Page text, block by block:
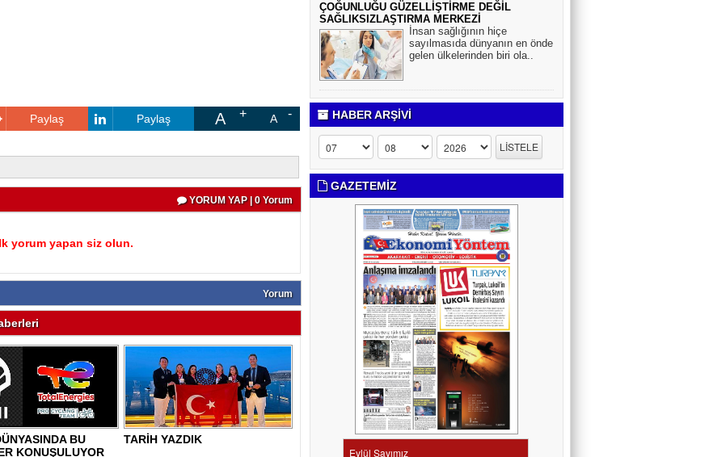
Paylaş Paylaş A A
YORUM YAP | 0 Yorum
yorum yapan siz olun.
Yorum
BU
KONUŞULUYOR
TARİH YAZDIK
ÇOĞUNLUĞU GÜZELLİŞTİRME DEĞİL
SAĞLIKSIZLAŞTIRMA MERKEZİ
İnsan sağlığının hiçe
sayılmasıda dünyanın en önde
gelen ülkelerinden biri ola..
HABER ARŞİVİ
GAZETEMİZ